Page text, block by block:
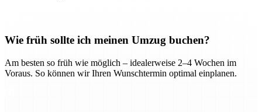
Wie früh sollte ich meinen Umzug buchen?
Am besten so früh wie möglich – idealerweise 2–4 Wochen im
Voraus. So können wir Ihren Wunschtermin optimal einplanen.